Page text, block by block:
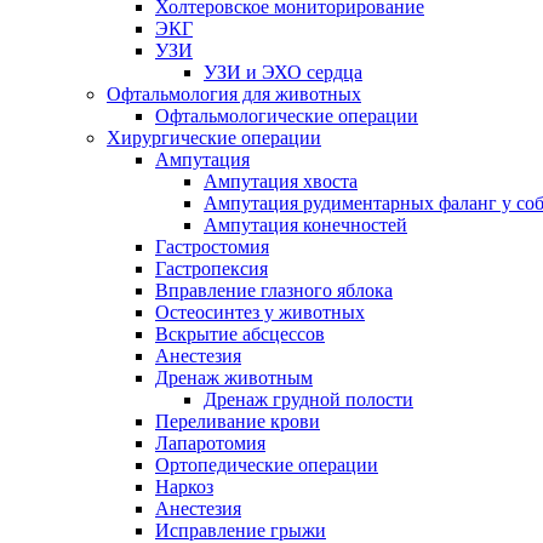
Холтеровское мониторирование
ЭКГ
УЗИ
УЗИ и ЭХО сердца
Офтальмология для животных
Офтальмологические операции
Хирургические операции
Ампутация
Ампутация хвоста
Ампутация рудиментарных фаланг у
Ампутация конечностей
Гастростомия
Гастропексия
Вправление глазного яблока
Остеосинтез у животных
Вскрытие абсцессов
Анестезия
Дренаж животным
Дренаж грудной полости
Переливание крови
Лапаротомия
Ортопедические операции
Наркоз
Анестезия
Исправление грыжи